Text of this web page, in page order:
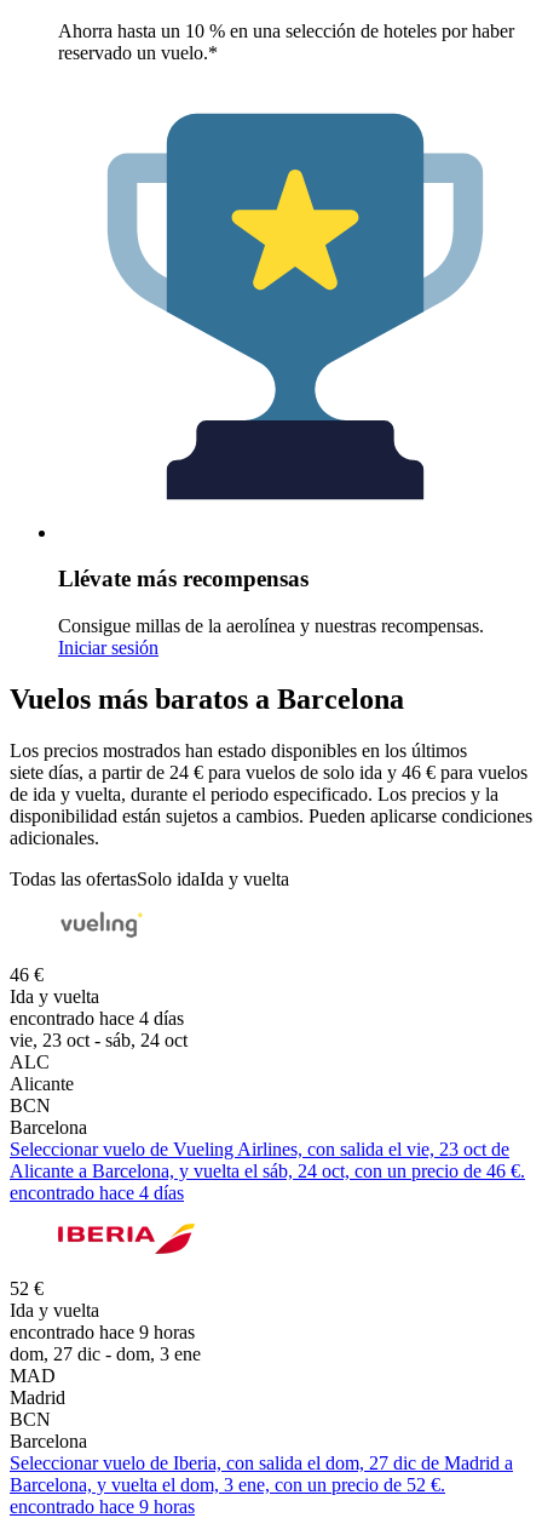
Ahorra hasta un 10 % en una selección de hoteles por haber
reservado un vuelo.*
Llévate más recompensas
Consigue millas de la aerolínea y nuestras recompensas.
Iniciar sesión
Vuelos más baratos a Barcelona
Los precios mostrados han estado disponibles en los últimos
siete días, a partir de 24 € para vuelos de solo ida y 46 € para vuelos
de ida y vuelta, durante el periodo especificado. Los precios y la
disponibilidad están sujetos a cambios. Pueden aplicarse condiciones
adicionales.
Todas las ofertasSolo idaIda y vuelta
46 €
Ida y vuelta
encontrado hace 4 días
vie, 23 oct - sáb, 24 oct
ALC
Alicante
BCN
Barcelona
Seleccionar vuelo de Vueling Airlines, con salida el vie, 23 oct de
Alicante a Barcelona, y vuelta el sáb, 24 oct, con un precio de 46 €.
encontrado hace 4 días
52 €
Ida y vuelta
encontrado hace 9 horas
dom, 27 dic - dom, 3 ene
MAD
Madrid
BCN
Barcelona
Seleccionar vuelo de Iberia, con salida el dom, 27 dic de Madrid a
Barcelona, y vuelta el dom, 3 ene, con un precio de 52 €.
encontrado hace 9 horas